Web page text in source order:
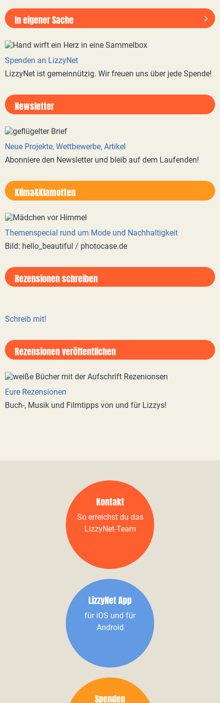
In eigener Sache
Spenden an LizzyNet
LizzyNet ist gemeinnützig. Wir freuen uns über jede Spende!
Newsletter
Neue Projekte, Wettbewerbe, Artikel
Abonniere den Newsletter und bleib auf dem Laufenden!
Klima&Klamotten
Themenspecial rund um Mode und Nachhaltigkeit
Bild: hello_beautiful / photocase.de
Rezensionen schreiben
Schreib mit!
Rezensionen veröffentlichen
Eure Rezensionen
Buch-, Musik und Filmtipps von und für Lizzys!
Kontakt
So erreichst du das
LizzyNet-Team
LizzyNet App
für iOS und für
Android
Spenden